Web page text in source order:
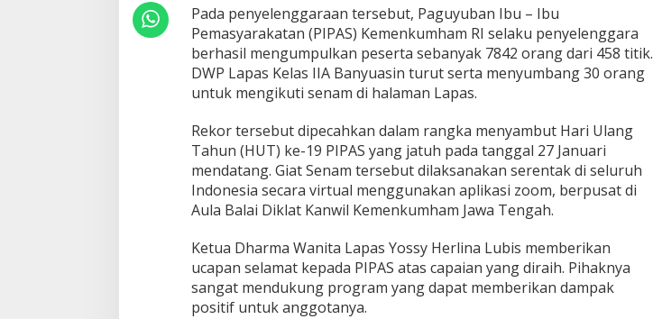
n
R
e
k
o
r
M
U
R
Pada penyelenggaraan tersebut, Paguyuban Ibu – Ibu
Pemasyarakatan (PIPAS) Kemenkumham RI selaku penyelenggara
berhasil mengumpulkan peserta sebanyak 7842 orang dari 458 titik.
DWP Lapas Kelas IIA Banyuasin turut serta menyumbang 30 orang
untuk mengikuti senam di halaman Lapas.
Rekor tersebut dipecahkan dalam rangka menyambut Hari Ulang
Tahun (HUT) ke-19 PIPAS yang jatuh pada tanggal 27 Januari
mendatang. Giat Senam tersebut dilaksanakan serentak di seluruh
Indonesia secara virtual menggunakan aplikasi zoom, berpusat di
Aula Balai Diklat Kanwil Kemenkumham Jawa Tengah.
Ketua Dharma Wanita Lapas Yossy Herlina Lubis memberikan
ucapan selamat kepada PIPAS atas capaian yang diraih. Pihaknya
sangat mendukung program yang dapat memberikan dampak
positif untuk anggotanya.